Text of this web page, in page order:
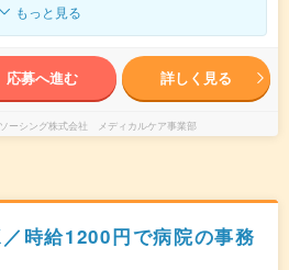
もっと見る
応募へ進む 詳しく見る
ーシング株式会社 メディカルケア事業部
時給1200円で病院の事務